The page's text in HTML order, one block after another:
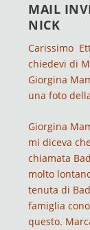
MAIL
NICK
Carissimo
chiedevi di
Giorgina
una foto
Giorgina
mi diceva
chiamata
molto
tenuta di
famiglia
questo.